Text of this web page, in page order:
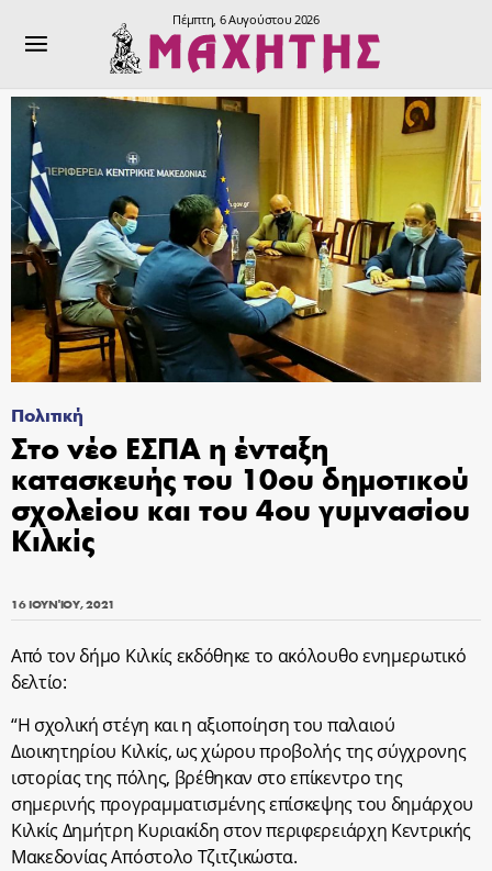
Πέμπτη, 6 Αυγούστου 2026
Πολιτική
Στο νέο ΕΣΠΑ η ένταξη
κατασκευής του 10ου δημοτικού
σχολείου και του 4ου γυμνασίου
Κιλκίς
16 ΙΟΥΝΊΟΥ, 2021
Από τον δήμο Κιλκίς εκδόθηκε το ακόλουθο ενημερωτικό
δελτίο:
“Η σχολική στέγη και η αξιοποίηση του παλαιού
Διοικητηρίου Κιλκίς, ως χώρου προβολής της σύγχρονης
ιστορίας της πόλης, βρέθηκαν στο επίκεντρο της
σημερινής προγραμματισμένης επίσκεψης του δημάρχου
Κιλκίς Δημήτρη Κυριακίδη στον περιφερειάρχη Κεντρικής
Μακεδονίας Απόστολο Τζιτζικώστα.